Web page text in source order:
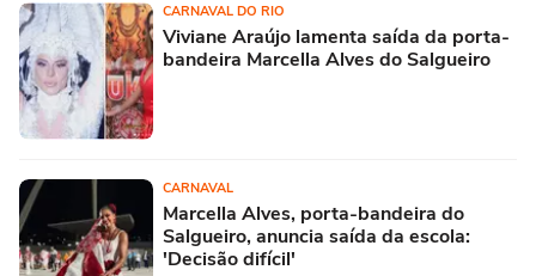
CARNAVAL DO RIO
Viviane Araújo lamenta saída da porta-
bandeira Marcella Alves do Salgueiro
CARNAVAL
Marcella Alves, porta-bandeira do
Salgueiro, anuncia saída da escola:
'Decisão difícil'